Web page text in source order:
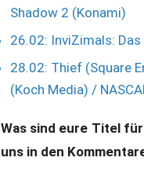
Shadow 2 (Konami)
26.02: InviZimals:
28.02: Thief (Square
(Koch Media) /
Was sind eure Titel
uns in den